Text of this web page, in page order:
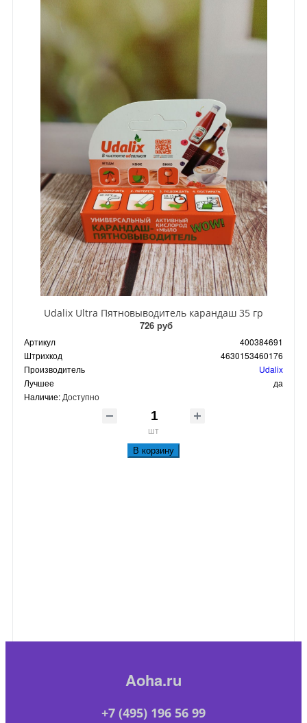
Udalix Ultra Пятновыводитель карандаш 35 гр
726 руб
Артикул
400384691
Штрихкод
4630153460176
Производитель
Udalix
Лучшее
да
Наличие: Доступно
шт
В корзину
Aoha.ru
+7 (495) 196 56 99